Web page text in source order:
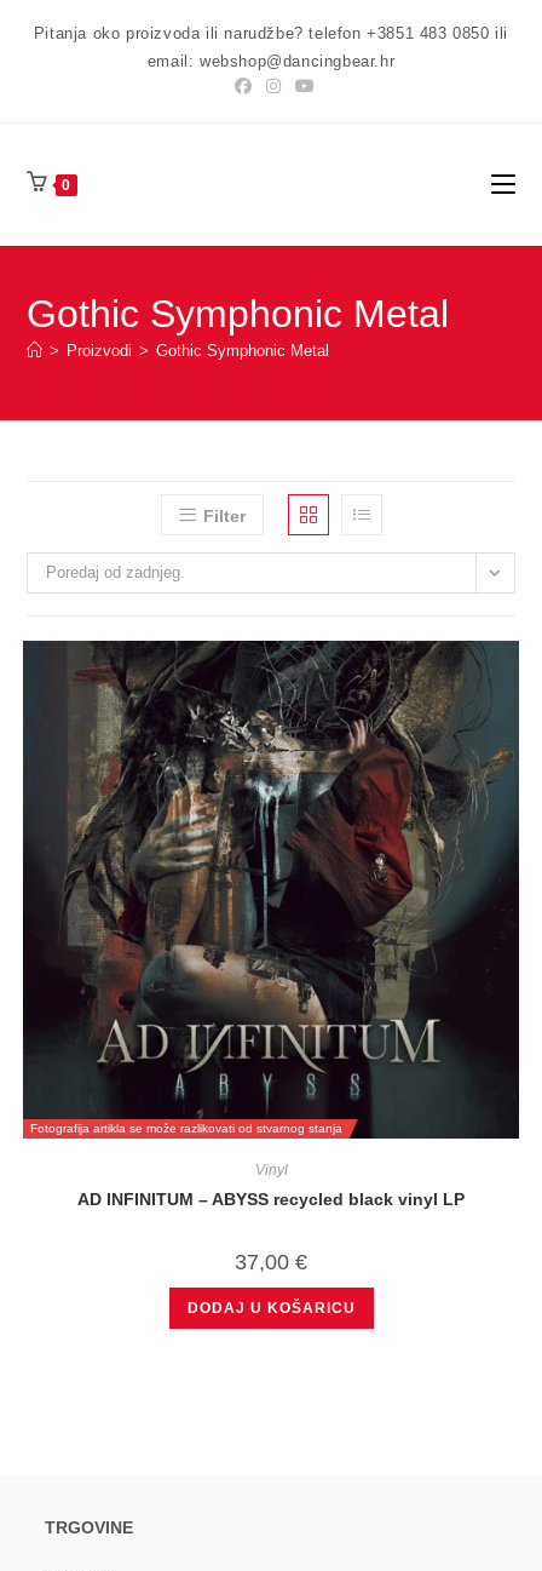
Pitanja oko proizvoda ili narudžbe? telefon +3851 483 0850 ili
email: webshop@dancingbear.hr
0
Gothic Symphonic Metal
> Proizvodi > Gothic Symphonic Metal
Filter
Poredaj od zadnjeg.
Fotografija artikla se može razlikovati od stvarnog stanja
Vinyl
AD INFINITUM – ABYSS recycled black vinyl LP
37,00 €
DODAJ U KOŠARICU
TRGOVINE